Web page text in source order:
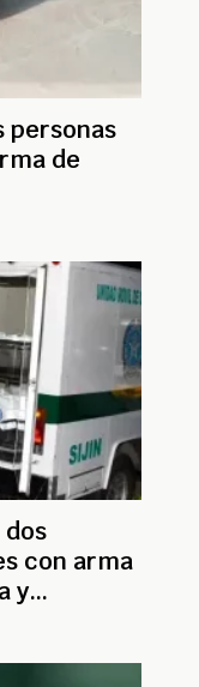
personas
de
con arma
y